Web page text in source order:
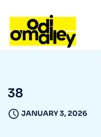
38
JANUARY 3, 2026